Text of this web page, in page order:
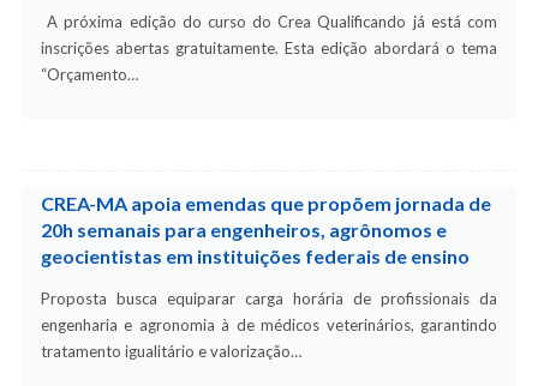
A próxima edição do curso do Crea Qualificando já está com
inscrições abertas gratuitamente. Esta edição abordará o tema
“Orçamento…
CREA-MA apoia emendas que propõem jornada de
20h semanais para engenheiros, agrônomos e
geocientistas em instituições federais de ensino
Proposta busca equiparar carga horária de profissionais da
engenharia e agronomia à de médicos veterinários, garantindo
tratamento igualitário e valorização…